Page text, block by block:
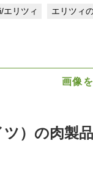
エリツィ エリツィ
画像
）の肉製品